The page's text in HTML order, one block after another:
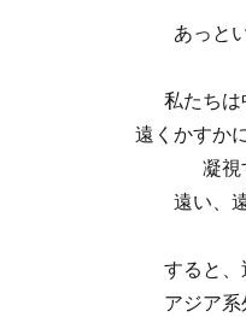
あっと
私たちは
遠くかすか
凝視
遠い、
すると
アジア